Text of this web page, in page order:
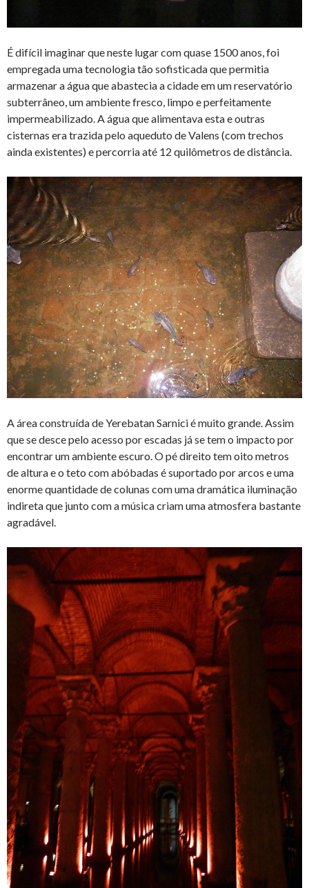
É difícil imaginar que neste lugar com quase 1500 anos, foi
empregada uma tecnologia tão sofisticada que permitia
armazenar a água que abastecia a cidade em um reservatório
subterrâneo, um ambiente fresco, limpo e perfeitamente
impermeabilizado. A água que alimentava esta e outras
cisternas era trazida pelo aqueduto de Valens (com trechos
ainda existentes) e percorria até 12 quilômetros de distância.
A área construída de Yerebatan Sarnici é muito grande. Assim
que se desce pelo acesso por escadas já se tem o impacto por
encontrar um ambiente escuro. O pé direito tem oito metros
de altura e o teto com abóbadas é suportado por arcos e uma
enorme quantidade de colunas com uma dramática iluminação
indireta que junto com a música criam uma atmosfera bastante
agradável.